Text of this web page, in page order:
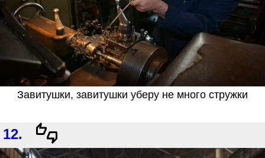
Завитушки, завитушки уберу не много стружки
12.